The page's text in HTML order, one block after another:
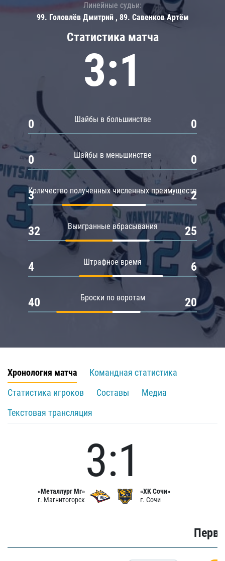
Статистика матча
3:1
Шайбы в большинстве
0 0
Шайбы в меньшинстве
0 0
Количество полученных численных преимуществ
3 2
Выигранные вбрасывания
32 25
Штрафное время
4 6
Броски по воротам
40 20
Линейные судьи:
99. Головлёв Дмитрий , 89. Савенков Артём
Хронология матча
Командная статистика
Статистика игроков
Составы
Медиа
Текстовая трансляция
«Металлург Мг»
г. Магнитогорск
3:1
«ХК Сочи»
г. Сочи